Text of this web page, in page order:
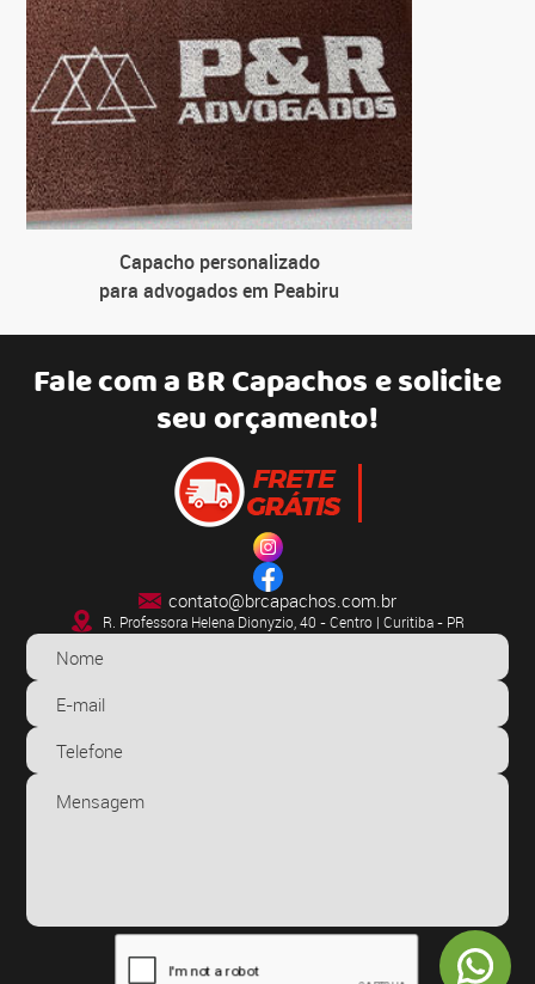
Capacho personalizado
para advogados em Peabiru
Fale com aBR Capachose solicite
seu orçamento!
contato@brcapachos.com.br
R. Professora Helena Dionyzio, 40 - Centro | Curitiba - PR